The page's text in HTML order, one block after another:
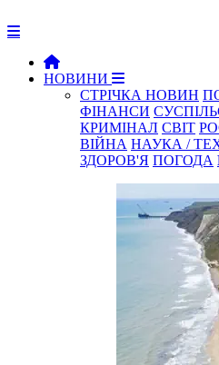
НОВИНИ
СТРІЧКА НОВИН
ФІНАНСИ
КРИМІНАЛ СВІТ
ВІЙНА НАУКА /
ЗДОРОВ'Я ПОГОДА